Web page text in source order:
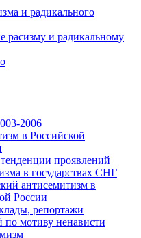
и радикального
расизму и радикальному
2006
в Российской
проявлений
в государствах СНГ
антисемитизм в
России
репортажи
по мотиву ненависти